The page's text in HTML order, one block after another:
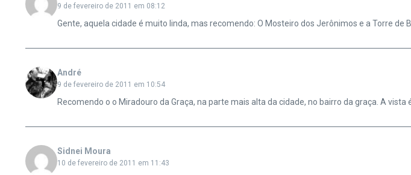
9 de fevereiro de 2011 em 08:12
Gente, aquela cidade é muito linda, mas recomendo: O Mosteiro dos Jerônimos e a Torre de
André
9 de fevereiro de 2011 em 10:54
Recomendo o o Miradouro da Graça, na parte mais alta da cidade, no bairro da graça. A
Sidnei Moura
10 de fevereiro de 2011 em 11:43